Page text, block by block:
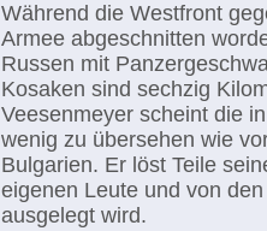
Während die Westfront
Armee abgeschnitten
Russen mit
Kosaken sind sechzig
Veesenmeyer scheint die
wenig zu übersehen wie
Bulgarien. Er löst Teile
eigenen Leute und von
ausgelegt wird.